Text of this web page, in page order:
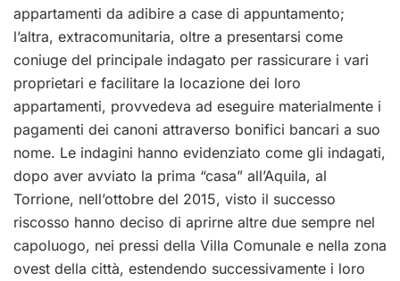
appartamenti da adibire a case di appuntamento;
l’altra, extracomunitaria, oltre a presentarsi come
coniuge del principale indagato per rassicurare i vari
proprietari e facilitare la locazione dei loro
appartamenti, provvedeva ad eseguire materialmente i
pagamenti dei canoni attraverso bonifici bancari a suo
nome. Le indagini hanno evidenziato come gli indagati,
dopo aver avviato la prima “casa” all’Aquila, al
Torrione, nell’ottobre del 2015, visto il successo
riscosso hanno deciso di aprirne altre due sempre nel
capoluogo, nei pressi della Villa Comunale e nella zona
ovest della città, estendendo successivamente i loro